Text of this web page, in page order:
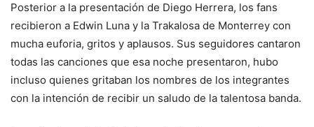
Posterior a la presentación de Diego Herrera, los fans
recibieron a Edwin Luna y la Trakalosa de Monterrey con
mucha euforia, gritos y aplausos. Sus seguidores cantaron
todas las canciones que esa noche presentaron, hubo
incluso quienes gritaban los nombres de los integrantes
con la intención de recibir un saludo de la talentosa banda.